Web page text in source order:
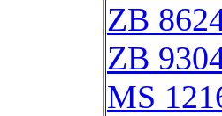
ZB
ZB
MS